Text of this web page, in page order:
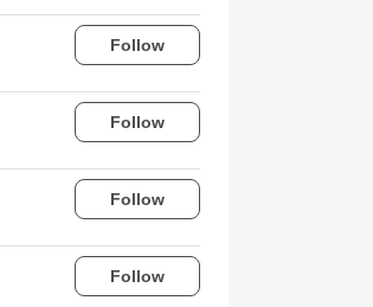
Follow
Follow
Follow
Follow